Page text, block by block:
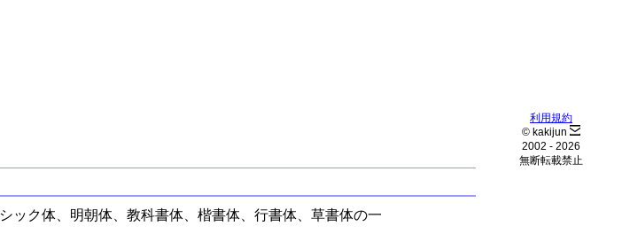
ック体、明朝体、教科書体、楷書体、行書体、草書体の一
利用規約
© kakijun
2002 - 2026
無断転載禁止